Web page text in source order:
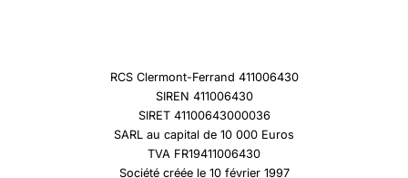
RCS Clermont-Ferrand 411006430
SIREN 411006430
SIRET 41100643000036
SARL au capital de 10 000 Euros
TVA FR19411006430
Société créée le 10 février 1997